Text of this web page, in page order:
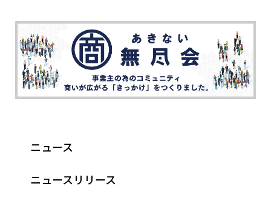
ニュース
ニュースリリース